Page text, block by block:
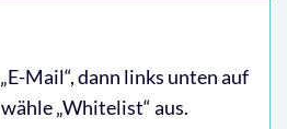
Mail“, dann links unten auf
„Whitelist“ aus.